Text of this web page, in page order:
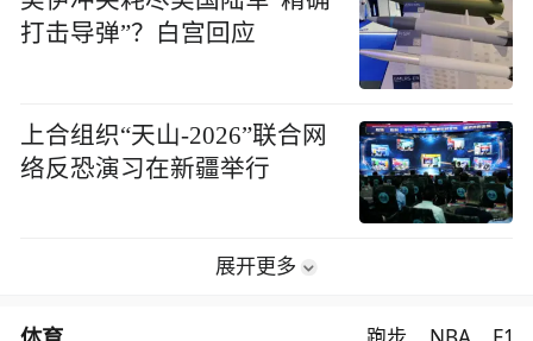
打击导弹”？白宫回应
上合组织“天山-2026”联合网
络反恐演习在新疆举行
展开更多